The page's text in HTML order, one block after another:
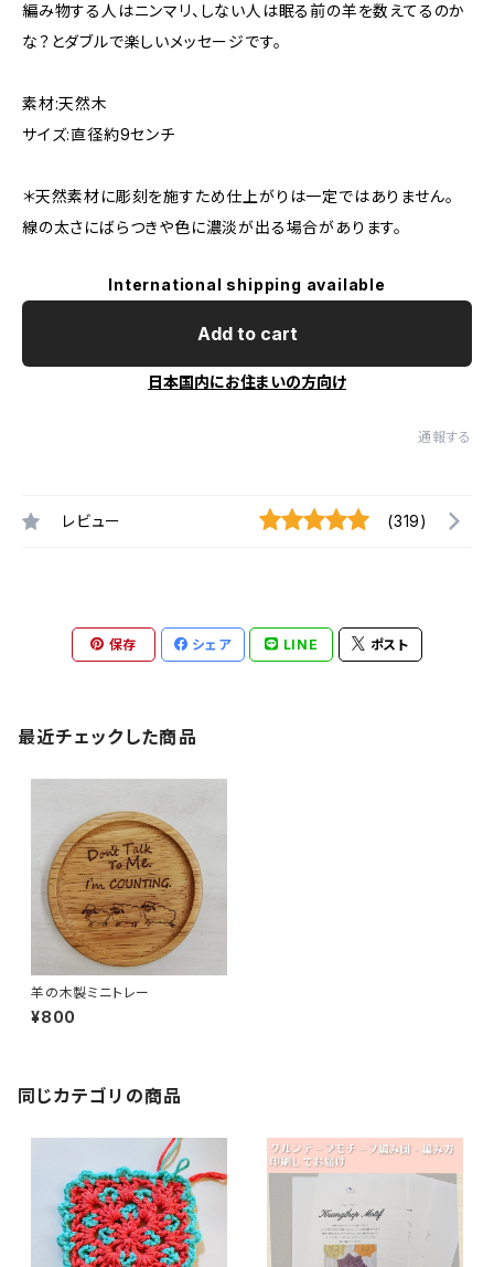
編み物する人はニンマリ、しない人は眠る前の羊を数えてるのか
な？とダブルで楽しいメッセージです。
素材:天然木
サイズ:直径約9センチ
＊天然素材に彫刻を施すため仕上がりは一定ではありません。
線の太さにばらつきや色に濃淡が出る場合があります。
International shipping available
Add to cart
日本国内にお住まいの方向け
通報する
レビュー (319)
保存 シェア LINE ポスト
最近チェックした商品
羊の木製ミニトレー
¥800
同じカテゴリの商品